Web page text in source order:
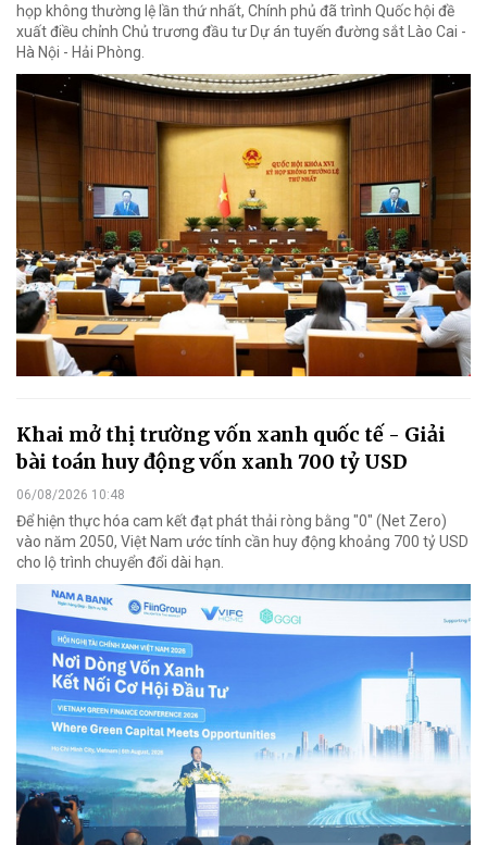
họp không thường lệ lần thứ nhất, Chính phủ đã trình Quốc hội đề
xuất điều chỉnh Chủ trương đầu tư Dự án tuyến đường sắt Lào Cai -
Hà Nội - Hải Phòng.
Khai mở thị trường vốn xanh quốc tế - Giải
bài toán huy động vốn xanh 700 tỷ USD
06/08/2026 10:48
Để hiện thực hóa cam kết đạt phát thải ròng bằng "0" (Net Zero)
vào năm 2050, Việt Nam ước tính cần huy động khoảng 700 tỷ USD
cho lộ trình chuyển đổi dài hạn.